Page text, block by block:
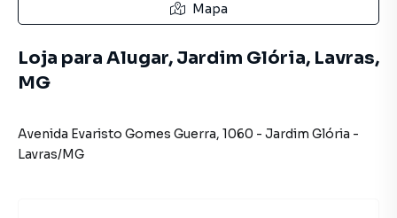
Mapa
Loja para Alugar, Jardim Glória, Lavras,
MG
Avenida Evaristo Gomes Guerra, 1060 - Jardim Glória -
Lavras/MG